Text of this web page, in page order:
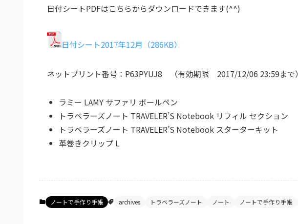
日付シートPDFはこちらからダウンロードできます(^^)
日付シート2017年12月（286KB）
ネットプリント番号：P63PYUJ8 （有効期限 2017/12/06 23:59まで）
ラミー LAMY サファリ ボールペン
トラベラーズノート TRAVELER’S Notebook リフィル セクション
トラベラーズノート TRAVELER’S Notebook スターターキット
革巻きクリップ L
ノートで手作り手帳 archives トラベラーズノート ノート ノートで手作り手帳